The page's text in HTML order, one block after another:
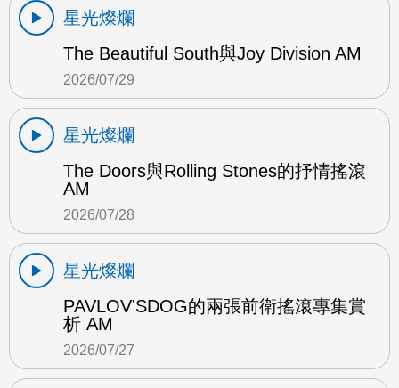
星光燦爛
The Beautiful South與Joy Division AM
2026/07/29
星光燦爛
The Doors與Rolling Stones的抒情搖滾
AM
2026/07/28
星光燦爛
PAVLOV'SDOG的兩張前衛搖滾專集賞
析 AM
2026/07/27